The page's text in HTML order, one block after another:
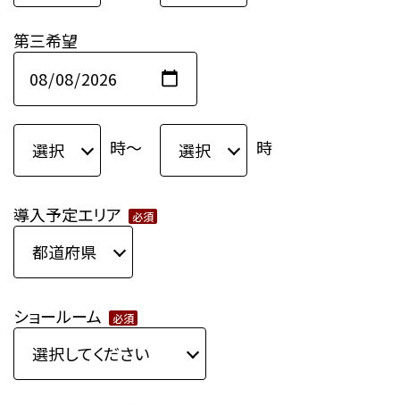
第三希望
時〜 時
導入予定エリア 必須
ショールーム 必須